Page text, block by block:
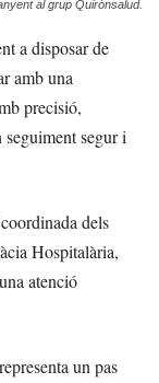
al grup Quirónsalud.
a disposar de
amb una
precisió,
segur i
dels
Hospitalària,
atenció
un pas